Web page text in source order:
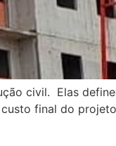
civil. Elas
final do